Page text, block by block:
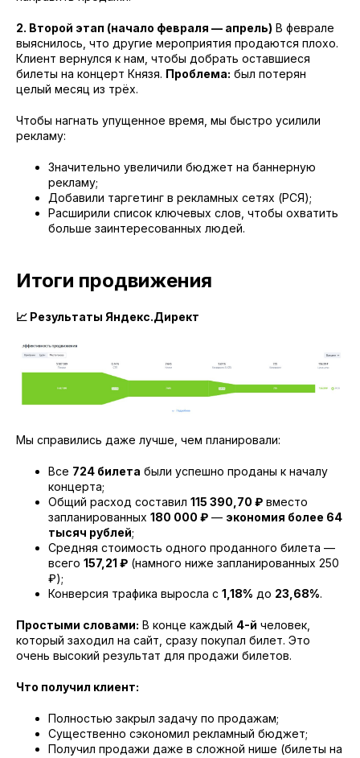
2. Второй этап (начало февраля — апрель) В феврале
выяснилось, что другие мероприятия продаются плохо.
Клиент вернулся к нам, чтобы добрать оставшиеся
билеты на концерт Князя. Проблема: был потерян
целый месяц из трёх.
Чтобы нагнать упущенное время, мы быстро усилили
рекламу:
Значительно увеличили бюджет на баннерную
рекламу;
Добавили таргетинг в рекламных сетях (РСЯ);
Расширили список ключевых слов, чтобы охватить
больше заинтересованных людей.
Итоги продвижения
📈 Результаты Яндекс.Директ
Мы справились даже лучше, чем планировали:
Все 724 билета были успешно проданы к началу
концерта;
Общий расход составил 115 390,70 ₽ вместо
запланированных 180 000 ₽ — экономия более 64
тысяч рублей;
Средняя стоимость одного проданного билета —
всего 157,21 ₽ (намного ниже запланированных 250
₽);
Конверсия трафика выросла с 1,18% до 23,68%.
Простыми словами: В конце каждый 4-й человек,
который заходил на сайт, сразу покупал билет. Это
очень высокий результат для продажи билетов.
Что получил клиент:
Полностью закрыл задачу по продажам;
Существенно сэкономил рекламный бюджет;
Получил продажи даже в сложной нише (билеты на